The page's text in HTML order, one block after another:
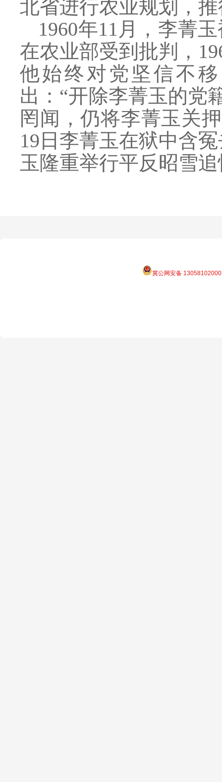
北省进行农业规划，
1960年11月，李菁
在农业部受到批判，
他始终对党坚信不
出：“开除李菁玉的党
罔闻，仍将李菁玉关
19日李菁玉在狱中含
玉隆重举行平反昭雪
冀公网安备